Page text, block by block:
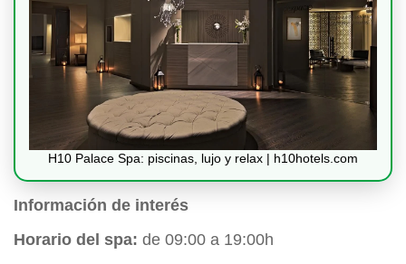
H10 Palace Spa: piscinas, lujo y relax | h10hotels.com
Información de interés
Horario del spa: de 09:00 a 19:00h